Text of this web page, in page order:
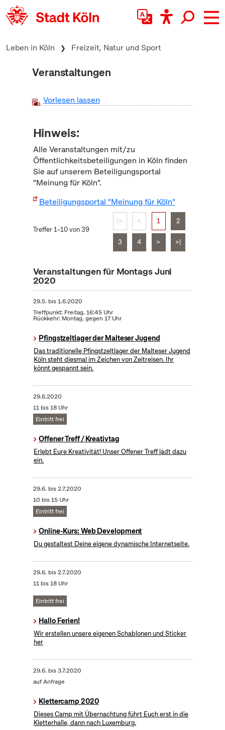
zum Inhalt springen
Leben in Köln Freizeit, Natur und Sport
Veranstaltungen
Vorlesen lassen
Hinweis:
Alle Veranstaltungen mit/zu
Öffentlichkeitsbeteiligungen in Köln finden
Sie auf unserem Beteiligungsportal
"Meinung für Köln".
Beteiligungsportal "Meinung für Köln"
Treffer 1–10 von 39
|< < 1 2
3 4 > >|
Veranstaltungen für Montags Juni
2020
29.5. bis1.6.2020
Treffpunkt: Freitag, 16:45 Uhr
Rückkehr: Montag, gegen 17 Uhr
Pfingstzeltlager der Malteser Jugend
Das traditionelle Pfingstzeltlager der Malteser Jugend
Köln steht diesmal im Zeichen von Zeitreisen. Ihr
könnt gespannt sein.
29.6.2020
11 bis 18 Uhr
Eintritt frei
Offener Treff / Kreativtag
Erlebt Eure Kreativität! Unser Offener Treff lädt dazu
ein.
29.6. bis2.7.2020
10 bis 15 Uhr
Eintritt frei
Online-Kurs: Web Development
Du gestaltest Deine eigene dynamische Internetseite.
29.6. bis2.7.2020
11 bis 18 Uhr
Eintritt frei
Hallo Ferien!
Wir erstellen unsere eigenen Schablonen und Sticker
her
29.6. bis3.7.2020
auf Anfrage
Klettercamp 2020
Dieses Camp mit Übernachtung führt Euch erst in die
Kletterhalle, dann nach Luxemburg.